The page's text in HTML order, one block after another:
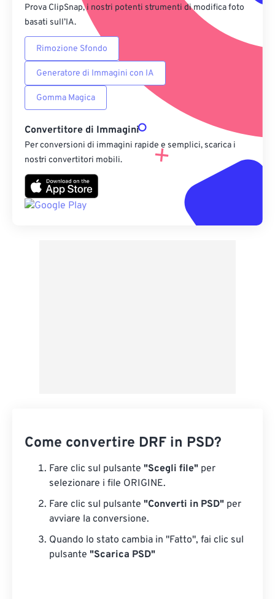
Prova ClipSnap, i nostri potenti strumenti di modifica foto
basati sull’IA.
Rimozione Sfondo
Generatore di Immagini con IA
Gomma Magica
Convertitore di Immagini
Per conversioni di immagini rapide e semplici, scarica i
nostri convertitori mobili.
Come convertire DRF in PSD?
Fare clic sul pulsante "Scegli file" per
selezionare i file ORIGINE.
Fare clic sul pulsante "Converti in PSD" per
avviare la conversione.
Quando lo stato cambia in "Fatto", fai clic sul
pulsante "Scarica PSD"